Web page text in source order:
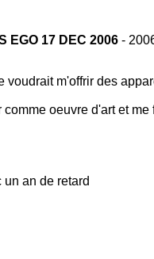
EGO 17 DEC 2006 -
voudrait m'offrir des
oeuvre d'art et
an de retard